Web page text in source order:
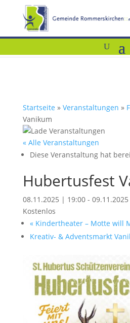
Startseite » Veranstaltungen »
Vanikum
« Alle Veranstaltungen
Diese Veranstaltung hat
Hubertusfest
08.11.2025 | 19:00-
Kostenlos
«Kindertheater – Motte will
Kreativ- & Adventsmarkt